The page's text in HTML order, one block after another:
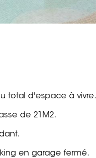
total d'espace à vivre.
de 21M2.
en garage fermé.